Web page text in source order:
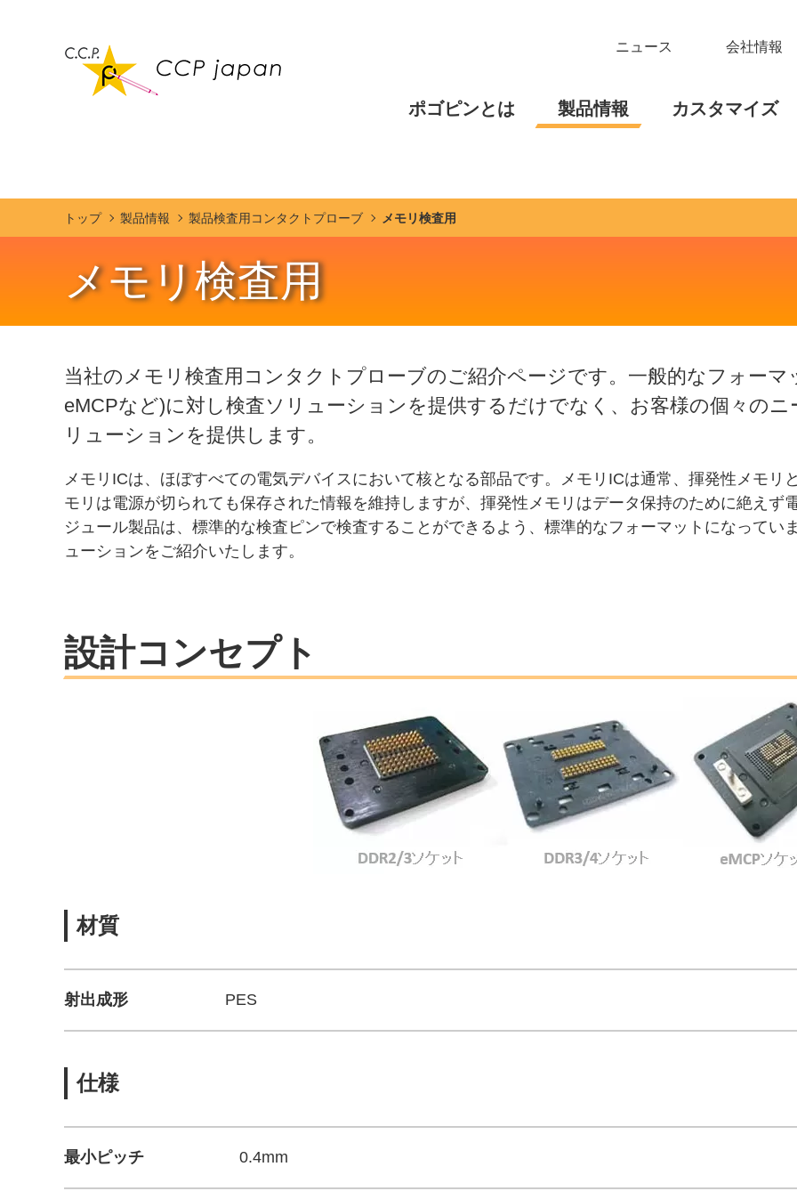
ニュース 会社情報
ポゴピンとは 製品情報 カスタマイズ
トップ 製品情報 製品検査用コンタクトプローブ メモリ検査用
メモリ検査用
当社のメモリ検査用コンタクトプローブのご紹介ページです。一般的なフォー
eMCPなど)に対し検査ソリューションを提供するだけでなく、お客様の個々の
リューションを提供します。
メモリICは、ほぼすべての電気デバイスにおいて核となる部品です。メモリICは通常、揮発性メモリ
モリは電源が切られても保存された情報を維持しますが、揮発性メモリはデータ保持のために絶えず
ジュール製品は、標準的な検査ピンで検査することができるよう、標準的なフォーマットになってい
ューションをご紹介いたします。
設計コンセプト
材質
射出成形 PES
仕様
最小ピッチ 0.4mm